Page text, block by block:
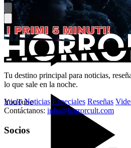
YouTube
Tu destino principal para noticias,
lo que sale en la noche.
Inicio Noticias Especiales Reseñas
Contáctanos: info@horrorcult.com
Socios